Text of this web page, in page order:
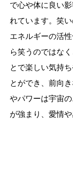
で心や体に良い
れています。笑
エネルギーの活
ら笑うのではな
とで楽しい気持
とができ、前向
やパワーは宇宙
が強まり、愛情